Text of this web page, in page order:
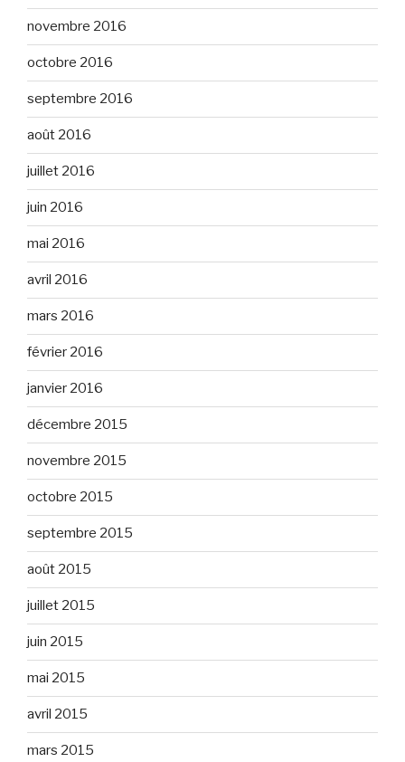
novembre 2016
octobre 2016
septembre 2016
août 2016
juillet 2016
juin 2016
mai 2016
avril 2016
mars 2016
février 2016
janvier 2016
décembre 2015
novembre 2015
octobre 2015
septembre 2015
août 2015
juillet 2015
juin 2015
mai 2015
avril 2015
mars 2015